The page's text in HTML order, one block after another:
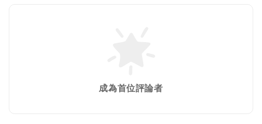
成為首位評論者